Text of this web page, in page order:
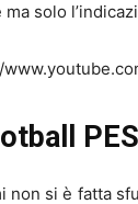
solo
non si è fatta